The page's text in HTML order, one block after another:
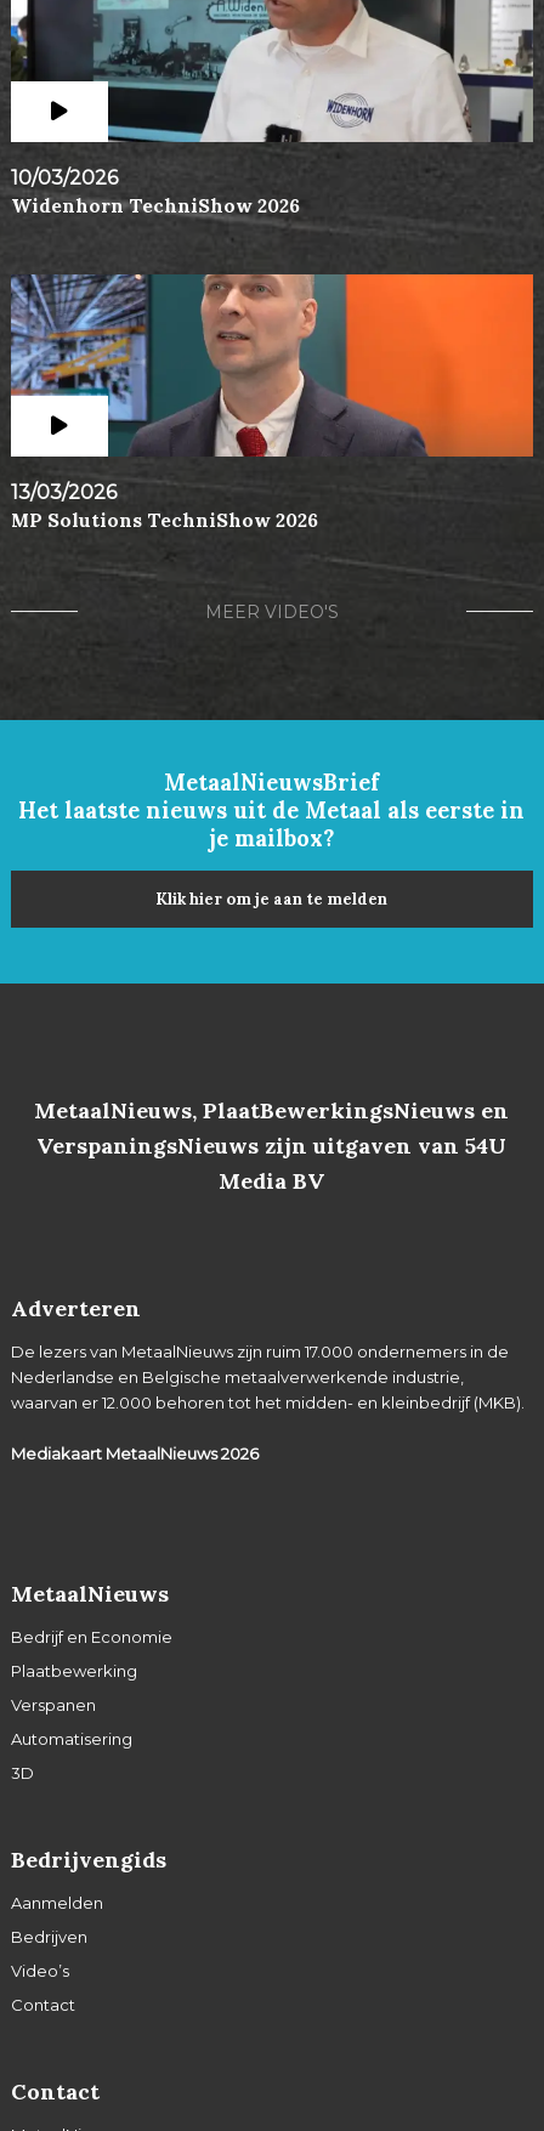
10/03/2026
Widenhorn TechniShow 2026
13/03/2026
MP Solutions TechniShow 2026
MEER VIDEO'S
MetaalNieuwsBrief
Het laatste nieuws uit de Metaal als eerste in
je mailbox?
Klik hier om je aan te melden
MetaalNieuws, PlaatBewerkingsNieuws en
VerspaningsNieuws zijn uitgaven van 54U
Media BV
Adverteren
De lezers van MetaalNieuws zijn ruim 17.000 ondernemers in de
Nederlandse en Belgische metaalverwerkende industrie,
waarvan er 12.000 behoren tot het midden- en kleinbedrijf (MKB).
Mediakaart MetaalNieuws2026
MetaalNieuws
Bedrijf en Economie
Plaatbewerking
Verspanen
Automatisering
3D
Bedrijvengids
Aanmelden
Bedrijven
Video’s
Contact
Contact